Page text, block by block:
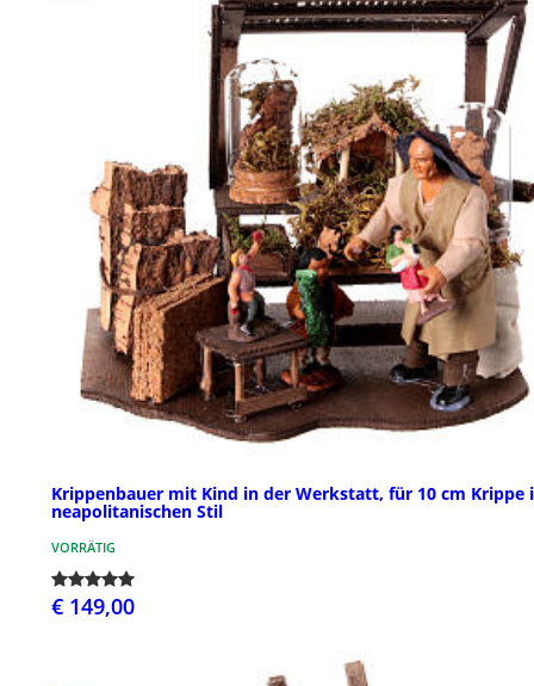
Krippenbauer mit Kind in der Werkstatt, für 10 cm Krippe
neapolitanischen Stil
VORRÄTIG
€ 149,00